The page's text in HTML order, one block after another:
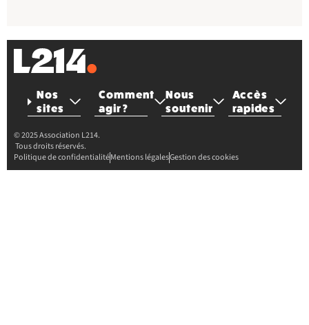
Nos
sites
Comment
agir ?
Nous
soutenir
Accès
rapides
© 2025 Association L214.
Tous droits réservés.
Politique de confidentialitéMentions légalesGestion des cookies